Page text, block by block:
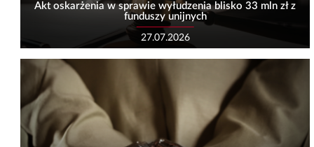
Akt oskarżenia w sprawie wyłudzenia blisko 33 mln zł z
funduszy unijnych
27.07.2026